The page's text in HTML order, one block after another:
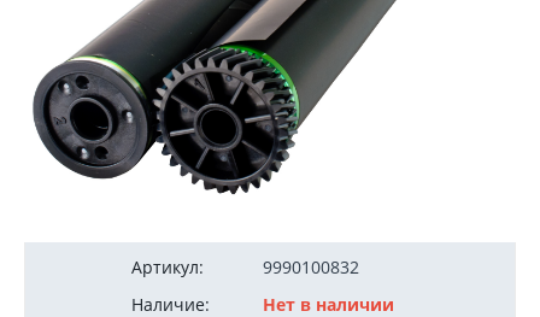
2 350руб.
Артикул:
9990100832
Наличие:
Нет в наличии